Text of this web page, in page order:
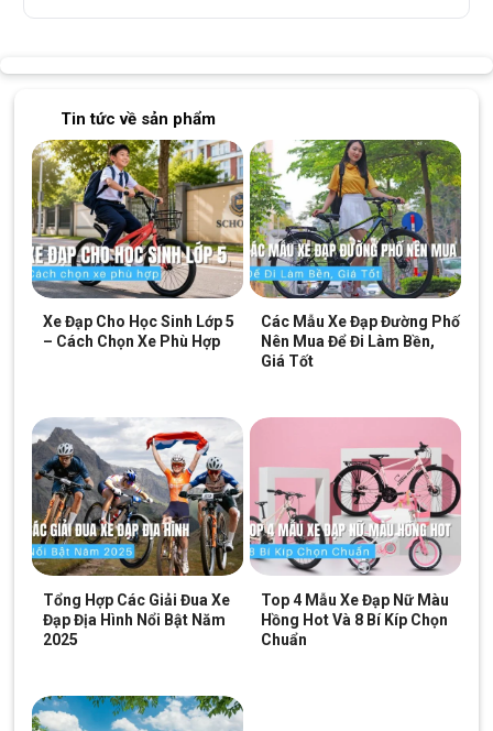
Tin tức về sản phẩm
Xe Đạp Cho Học Sinh Lớp 5
– Cách Chọn Xe Phù Hợp
Các Mẫu Xe Đạp Đường Phố
Nên Mua Để Đi Làm Bền,
Giá Tốt
Tổng Hợp Các Giải Đua Xe
Đạp Địa Hình Nổi Bật Năm
2025
Top 4 Mẫu Xe Đạp Nữ Màu
Hồng Hot Và 8 Bí Kíp Chọn
Chuẩn